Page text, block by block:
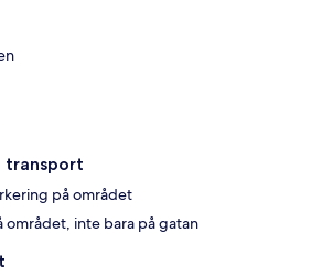
transport
på området
området, inte bara på gatan